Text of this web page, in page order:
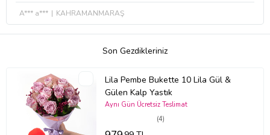
A*** a*** KAHRAMANMARAŞ
Son Gezdikleriniz
Lila Pembe Bukette 10 Lila Gül &
Gülen Kalp Yastık
(4)
Aynı Gün Ücretsiz Teslimat